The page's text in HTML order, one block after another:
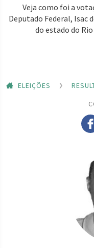
Veja como foi a
Deputado Federal, Isac
do estado do
ELEIÇÕES